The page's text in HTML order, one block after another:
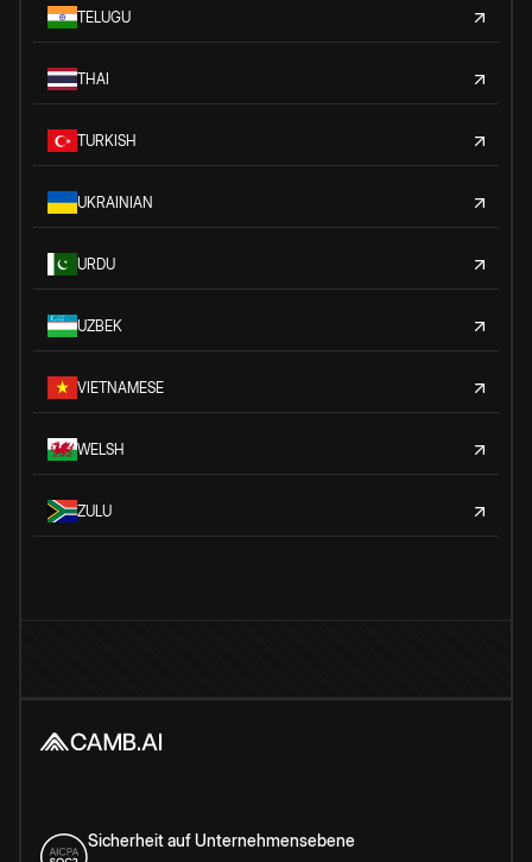
TELUGU
THAI
TURKISH
UKRAINIAN
URDU
UZBEK
VIETNAMESE
WELSH
ZULU
Sicherheit auf Unternehmensebene